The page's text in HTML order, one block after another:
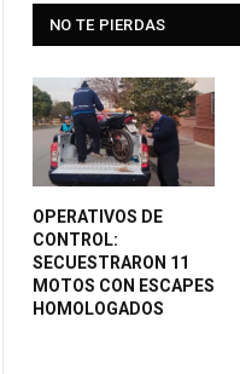
NO TE PIERDAS
OPERATIVOS DE
CONTROL:
SECUESTRARON 11
MOTOS CON ESCAPES
HOMOLOGADOS